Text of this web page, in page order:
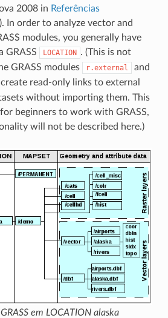
2008 in Referências
In order to analyze vector and
modules, you generally have
GRASS
LOCATION . (This is not
GRASS modules
r.external and
read-only links to external
without importing them. This
beginners to work with GRASS,
will not be described here.)
em LOCATION alaska